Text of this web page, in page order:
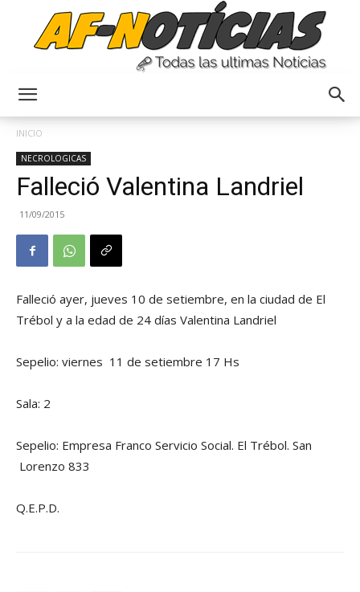
INICIO
NECROLOGICAS
Falleció Valentina Landriel
11/09/2015
Falleció ayer, jueves 10 de setiembre, en la ciudad de El
Trébol y a la edad de 24 días Valentina Landriel
Sepelio: viernes 11 de setiembre 17 Hs
Sala: 2
Sepelio: Empresa Franco Servicio Social. El Trébol. San
Lorenzo 833
Q.E.P.D.